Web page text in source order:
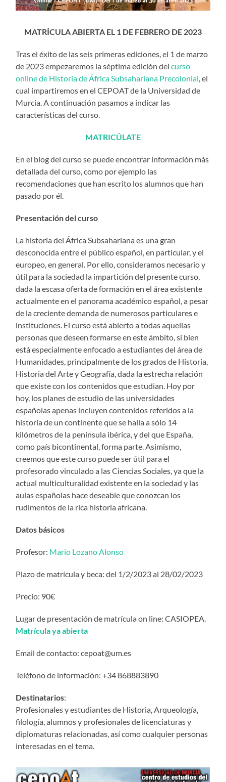
MATRÍCULA ABIERTA EL 1 DE FEBRERO DE 2023
Tras el éxito de las seis primeras ediciones, el 1 de marzo
de 2023 empezaremos la séptima edición delcurso
online de Historia de África Subsahariana Precolonial, el
cual impartiremos en el CEPOAT de la Universidad de
Murcia. A continuación pasamos a indicar las
características del curso.
MATRICÚLATE
En el blog del curso se puede encontrar información más
detallada del curso, como por ejemplo las
recomendaciones que han escrito los alumnos que han
pasado por él.
Presentación del curso
La historia del África Subsahariana es una gran
desconocida entre el público español, en particular, y el
europeo, en general. Por ello, consideramos necesario y
útil para la sociedad la impartición del presente curso,
dada la escasa oferta de formación en el área existente
actualmente en el panorama académico español, a pesar
de la creciente demanda de numerosos particulares e
instituciones. El curso está abierto a todas aquellas
personas que deseen formarse en este ámbito, si bien
está especialmente enfocado a estudiantes del área de
Humanidades, principalmente de los grados de Historia,
Historia del Arte y Geografía, dada la estrecha relación
que existe con los contenidos que estudian. Hoy por
hoy, los planes de estudio de las universidades
españolas apenas incluyen contenidos referidos a la
historia de un continente que se halla a sólo 14
kilómetros de la península ibérica, y del que España,
como país bicontinental, forma parte. Asimismo,
creemos que este curso puede ser útil para el
profesorado vinculado a las Ciencias Sociales, ya que la
actual multiculturalidad existente en la sociedad y las
aulas españolas hace deseable que conozcan los
rudimentos de la rica historia africana.
Datos básicos
Profesor: Mario Lozano Alonso
Plazo de matrícula y beca: del 1/2/2023 al 28/02/2023
Precio: 90€
Lugar de presentación de matrícula on line: CASIOPEA.
Matrícula ya abierta
Email de contacto: cepoat@um.es
Teléfono de información: +34 868883890
Destinatarios:
Profesionales y estudiantes de Historia, Arqueología,
filología, alumnos y profesionales de licenciaturas y
diplomaturas relacionadas, así como cualquier personas
interesadas en el tema.